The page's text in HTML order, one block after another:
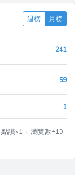
週榜 月榜
241
59
1
讚×1 + 瀏覽數÷10